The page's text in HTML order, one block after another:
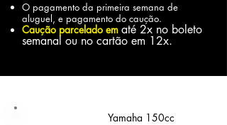
O pagamento da primeira semana de
aluguel, e pagamento do caução.
Caução parcelado em até 2x no boleto
semanal ou no cartão em 12x.
Yamaha 150cc